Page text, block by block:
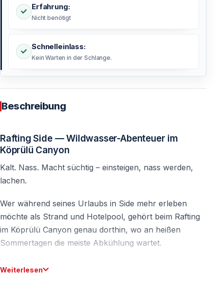
Erfahrung:
Nicht benötigt
Schnelleinlass:
Kein Warten in der Schlange.
Beschreibung
Rafting Side — Wildwasser-Abenteuer im
Köprülü Canyon
Kalt. Nass. Macht süchtig – einsteigen, nass werden,
lachen.
Wer während seines Urlaubs in Side mehr erleben
möchte als Strand und Hotelpool, gehört beim Rafting
im Köprülü Canyon genau dorthin, wo an heißen
Sommertagen die meiste Abkühlung wartet.
Nur wenige Stunden von der Küste entfernt verändert
Weiterlesen